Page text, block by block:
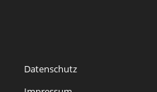
Datenschutz